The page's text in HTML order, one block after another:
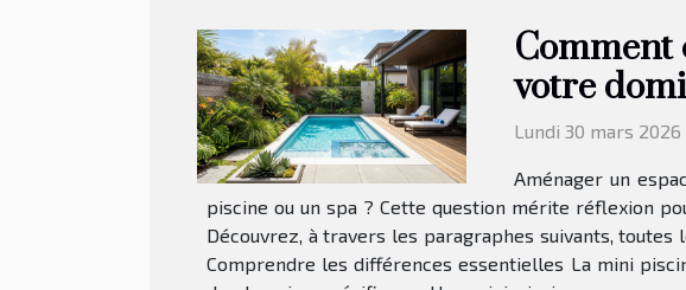
votre
Lundi 30 mars 2026
Aménager un
piscine ou un spa ? Cette question mérite réflexion
Découvrez, à travers les paragraphes suivants,
Comprendre les différences essentielles La mini